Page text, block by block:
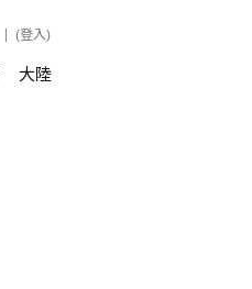
(登入)
大陸